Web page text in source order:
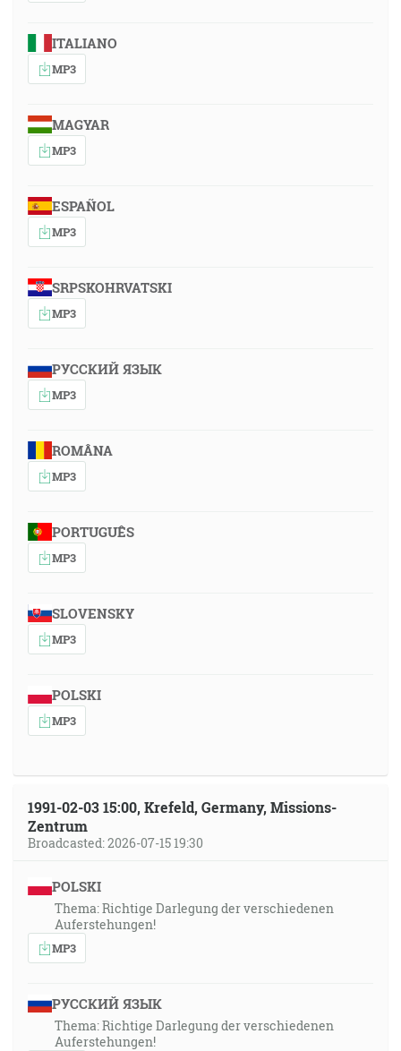
ITALIANO
MP3
MAGYAR
MP3
ESPAÑOL
MP3
SRPSKOHRVATSKI
MP3
РУССКИЙ ЯЗЫК
MP3
ROMÂNA
MP3
PORTUGUÊS
MP3
SLOVENSKY
MP3
POLSKI
MP3
1991-02-03 15:00, Krefeld, Germany, Missions-
Zentrum
Broadcasted: 2026-07-15 19:30
POLSKI
Thema: Richtige Darlegung der verschiedenen
Auferstehungen!
MP3
РУССКИЙ ЯЗЫК
Thema: Richtige Darlegung der verschiedenen
Auferstehungen!